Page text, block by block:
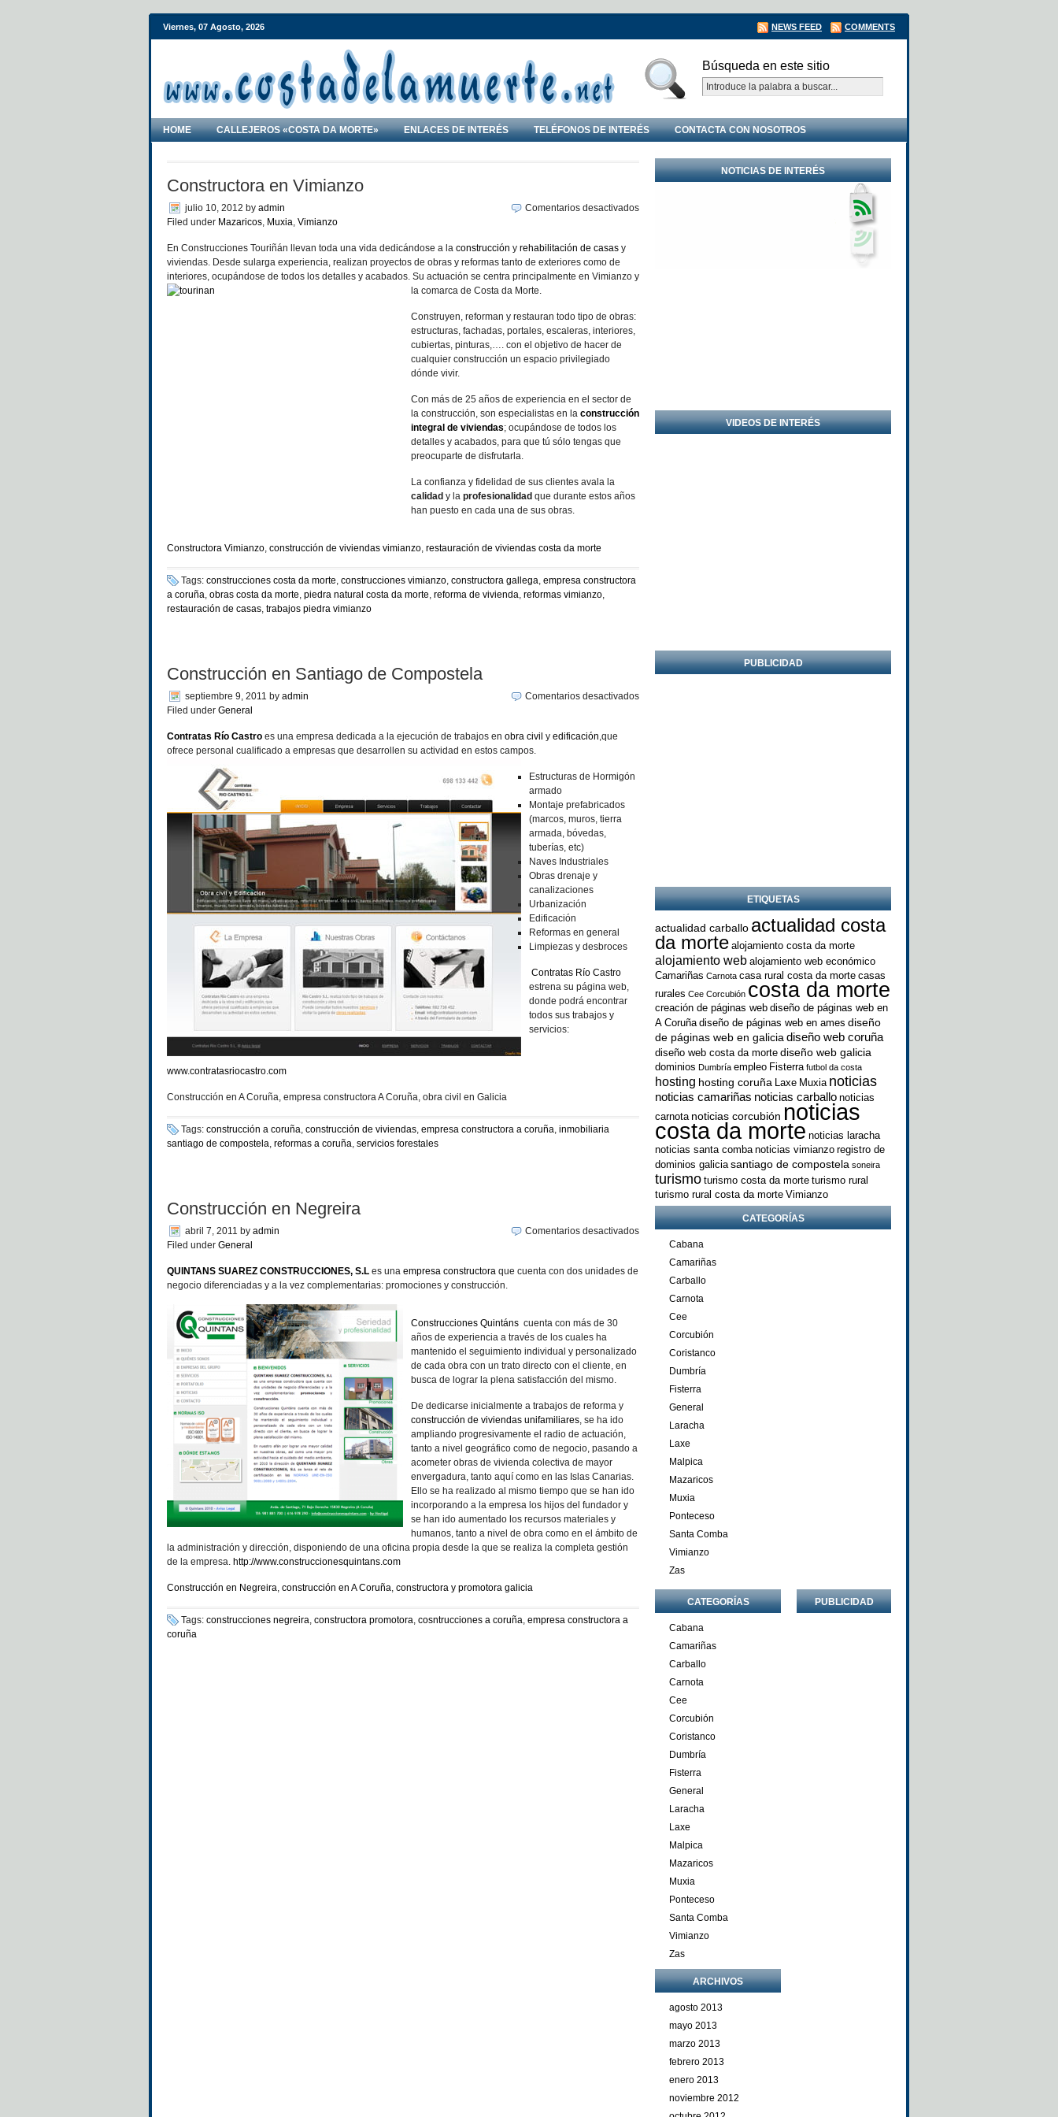
Viernes, 07 Agosto, 2026 NEWS FEED COMMENTS
Búsqueda en este sitio
HOME CALLEJEROS «COSTA DA MORTE» ENLACES DE INTERÉS TELÉFONOS DE INTERÉS CONTACTA CON NOSOTROS
Constructora en Vimianzo
julio 10, 2012 by admin
Filed under Mazaricos, Muxia, Vimianzo
Comentarios desactivadosen
En Construcciones Touriñán llevan toda una vida dedicándose a la construcción y rehabilitación de casas y
viviendas. Desde sularga experiencia, realizan proyectos de obras y reformas tanto de exteriores como de
interiores, ocupándose de todos los detalles y acabados. Su actuación se centra principalmente en Vimianzo y
la comarca de Costa da Morte.
Construyen, reforman y restauran todo tipo de obras:
estructuras, fachadas, portales, escaleras, interiores,
cubiertas, pinturas,…. con el objetivo de hacer de
cualquier construcción un espacio privilegiado
dónde vivir.
Con más de 25 años de experiencia en el sector de
la construcción, son especialistas en la construcción
integral de viviendas; ocupándose de todos los
detalles y acabados, para que tú sólo tengas que
preocuparte de disfrutarla.
La confianza y fidelidad de sus clientes avala la
calidad y la profesionalidad que durante estos años
han puesto en cada una de sus obras.
Constructora Vimianzo, construcción de viviendas vimianzo, restauración de viviendas costa da morte
Tags: construcciones costa da morte, construcciones vimianzo, constructora gallega, empresa constructora
a coruña, obras costa da morte, piedra natural costa da morte, reforma de vivienda, reformas vimianzo,
restauración de casas, trabajos piedra vimianzo
Construcción en Santiago de Compostela
septiembre 9, 2011 by admin
Filed under General
Comentarios desactivadosen
Contratas Río Castro es una empresa dedicada a la ejecución de trabajos en obra civil y edificación,que
ofrece personal cualificado a empresas que desarrollen su actividad en estos campos.
Estructuras de Hormigón
armado
Montaje prefabricados
(marcos, muros, tierra
armada, bóvedas,
tuberías, etc)
Naves Industriales
Obras drenaje y
canalizaciones
Urbanización
Edificación
Reformas en general
Limpiezas y desbroces
Contratas Río Castro
estrena su página web,
donde podrá encontrar
todos sus trabajos y
servicios:
www.contratasriocastro.com
Construcción en A Coruña, empresa constructora A Coruña, obra civil en Galicia
Tags: construcción a coruña, construcción de viviendas, empresa constructora a coruña, inmobiliaria
santiago de compostela, reformas a coruña, servicios forestales
Construcción en Negreira
abril 7, 2011 by admin
Filed under General
Comentarios desactivadosen
Construcción
QUINTANS SUAREZ CONSTRUCCIONES, S.L es una empresa constructora que cuenta con dos unidades de
negocio diferenciadas y a la vez complementarias: promociones y construcción.
Construcciones Quintáns cuenta con más de 30
años de experiencia a través de los cuales ha
mantenido el seguimiento individual y personalizado
de cada obra con un trato directo con el cliente, en
busca de lograr la plena satisfacción del mismo.
De dedicarse inicialmente a trabajos de reforma y
construcción de viviendas unifamiliares, se ha ido
ampliando progresivamente el radio de actuación,
tanto a nivel geográfico como de negocio, pasando a
acometer obras de vivienda colectiva de mayor
envergadura, tanto aquí como en las Islas Canarias.
Ello se ha realizado al mismo tiempo que se han ido
incorporando a la empresa los hijos del fundador y
se han ido aumentado los recursos materiales y
humanos, tanto a nivel de obra como en el ámbito de
la administración y dirección, disponiendo de una oficina propia desde la que se realiza la completa gestión
de la empresa. http://www.construccionesquintans.com
Construcción en Negreira, construcción en A Coruña, constructora y promotora galicia
Tags: construcciones negreira, constructora promotora, cosntrucciones a coruña, empresa constructora a
coruña
NOTICIAS DE INTERÉS
VIDEOS DE INTERÉS
PUBLICIDAD
ETIQUETAS
actualidad carballo actualidad costa
da morte alojamiento costa da morte
alojamiento web alojamiento web económico
Camariñas Carnota casa rural costa da morte casas
rurales Cee Corcubión costa da morte
creación de páginas web diseño de páginas web en
A Coruña diseño de páginas web en ames diseño
de páginas web en galicia diseño web coruña
diseño web costa da morte diseño web galicia
dominios Dumbría empleo Fisterra futbol da costa
hosting hosting coruña Laxe Muxia noticias
noticias camariñas noticias carballo noticias
carnota noticias corcubión noticias
costa da morte noticias laracha
noticias santa comba noticias vimianzo registro de
dominios galicia santiago de compostela soneira
turismo turismo costa da morte turismo rural
turismo rural costa da morte Vimianzo
CATEGORÍAS
Cabana
Camariñas
Carballo
Carnota
Cee
Corcubión
Coristanco
Dumbría
Fisterra
General
Laracha
Laxe
Malpica
Mazaricos
Muxia
Ponteceso
Santa Comba
Vimianzo
Zas
CATEGORÍAS
Cabana
Camariñas
Carballo
Carnota
Cee
Corcubión
Coristanco
Dumbría
Fisterra
General
Laracha
Laxe
Malpica
Mazaricos
Muxia
Ponteceso
Santa Comba
Vimianzo
Zas
ARCHIVOS
agosto 2013
mayo 2013
marzo 2013
febrero 2013
enero 2013
noviembre 2012
PUBLICIDAD